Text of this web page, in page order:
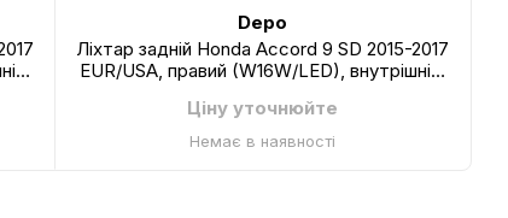
Depo
Ліхтар задній Honda Accord 9 SD 2015-2017
EUR/USA, правий (W16W/LED), внутрішній,
Ціну уточнюйте
Немає в наявності